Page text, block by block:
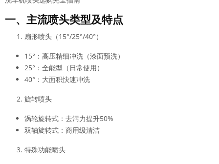
一、主流喷头类型及特点
扇形喷头（15°/25°/40°）
15°：高压精细冲洗（漆面预洗）
25°：全能型（日常使用）
40°：大面积快速冲洗
旋转喷头
涡轮旋转式：去污力提升50%
双轴旋转式：商用级清洁
特殊功能喷头